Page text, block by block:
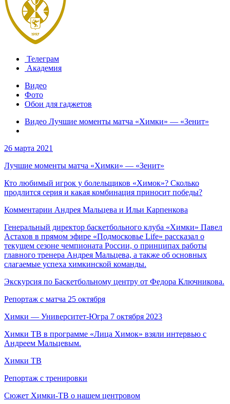
Телеграм
Академия
Видео
Фото
Обои для гаджетов
Видео Лучшие моменты матча «Химки» — «Зенит»
26 марта 2021
Лучшие моменты матча «Химки» — «Зенит»
Кто любимый игрок у болельщиков «Химок»? Сколько
продлится серия и какая комбинация приносит победы?
Комментарии Андрея Мальцева и Ильи Карпенкова
Генеральный директор баскетбольного клуба «Химки» Павел
Астахов в прямом эфире «Подмосковье Life» рассказал о
текущем сезоне чемпионата России, о принципах работы
главного тренера Андрея Мальцева, а также об основных
слагаемые успеха химкинской команды.
Экскурсия по Баскетбольному центру от Федора Ключникова.
Репортаж с матча 25 октября
Химки — Университет-Югра 7 октября 2023
Химки ТВ в программе «Лица Химок» взяли интервью с
Андреем Мальцевым.
Химки ТВ
Репортаж с тренировки
Сюжет Химки-ТВ о нашем центровом